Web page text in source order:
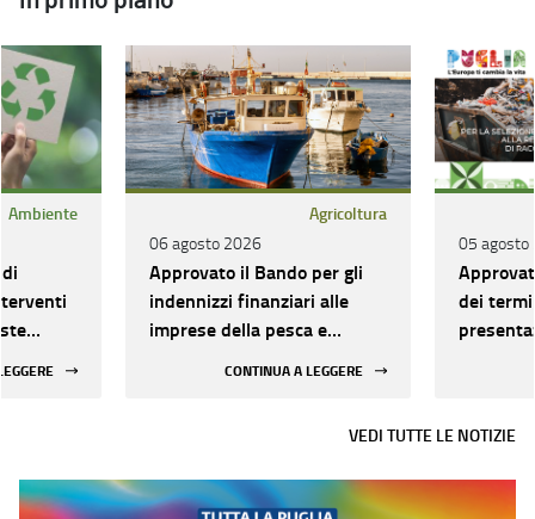
Ambiente
Agricoltura
06 agosto 2026
Approvato il Bando per gli
indennizzi finanziari alle
imprese della pesca e
FEAMPA 2021-2027
CONTINUA A LEGGERE
05 agosto
dei
VEDI TUTTE LE NOTIZIE